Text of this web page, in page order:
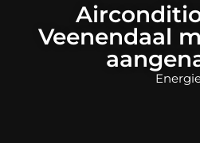
Veenendaal